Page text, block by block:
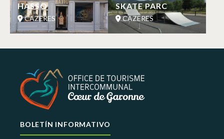
HASSO
CAZERES
SKATE PARC
CAZERES
BOLETÍN INFORMATIVO